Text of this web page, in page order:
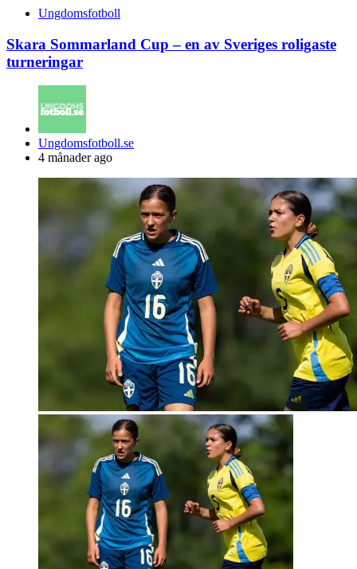
Ungdomsfotboll
Skara Sommarland Cup – en av Sveriges roligaste
turneringar
Posted
by
Ungdomsfotboll.se
4 månader ago